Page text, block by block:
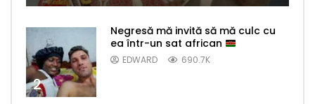
2
Negresă mă invită să mă culc cu
ea într-un sat african
EDWARD 690.7K